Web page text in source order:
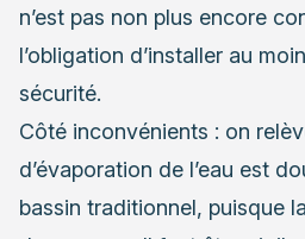
n’est pas non plus encore
l’obligation d’installer au
sécurité.
Côté inconvénients : on
d’évaporation de l’eau est
bassin traditionnel, puisque